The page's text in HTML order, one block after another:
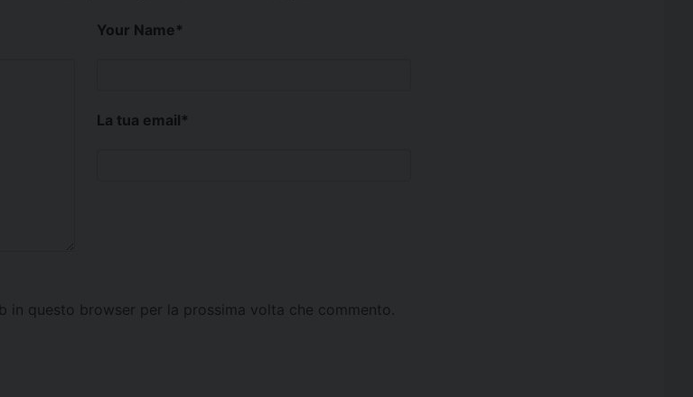
Your Name*
La tua email*
in questo browser per la prossima volta che commento.